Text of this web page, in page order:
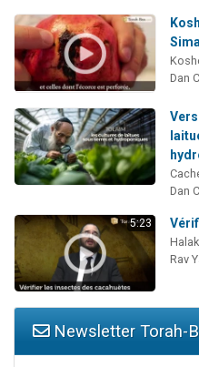
Dan
Dan
5:23
Rav
Newsletter Torah-